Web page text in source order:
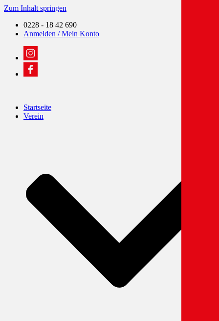
Zum Inhalt springen
0228 - 18 42 690
Anmelden / Mein Konto
Startseite
Verein